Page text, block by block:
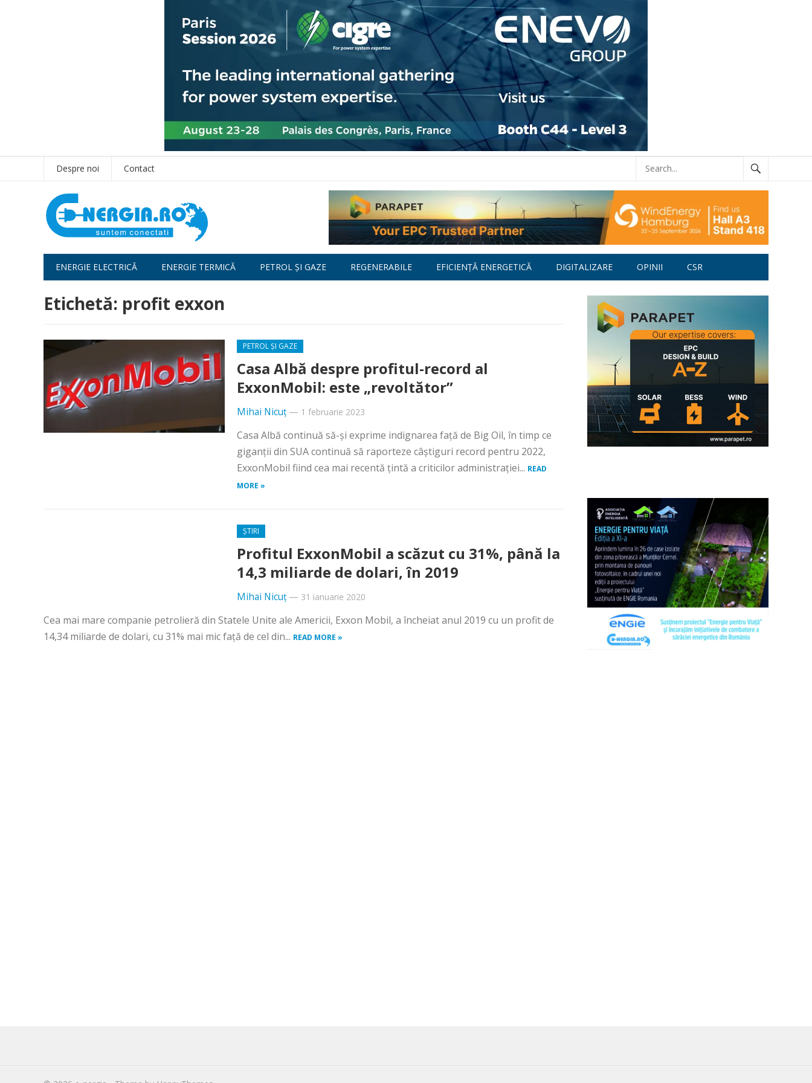
Despre noi Contact
ENERGIE ELECTRICĂ ENERGIE TERMICĂ PETROL ȘI GAZE REGENERABILE EFICIENȚĂ ENERGETICĂ DIGITALIZARE OPINII CSR
Etichetă: profit exxon
PETROL ȘI GAZE
Casa Albă despre profitul-record al
ExxonMobil: este „revoltător”
Mihai Nicuț— 1 februarie 2023
Casa Albă continuă să-și exprime indignarea față de Big Oil, în timp ce
giganții din SUA continuă să raporteze câștiguri record pentru 2022,
ExxonMobil fiind cea mai recentă țintă a criticilor administrației... READ
MORE »
ȘTIRI
Profitul ExxonMobil a scăzut cu 31%, până la
14,3 miliarde de dolari, în 2019
Mihai Nicuț— 31 ianuarie 2020
Cea mai mare companie petrolieră din Statele Unite ale Americii, Exxon Mobil, a încheiat anul 2019 cu un profit de
14,34 miliarde de dolari, cu 31% mai mic faţă de cel din... READ MORE »